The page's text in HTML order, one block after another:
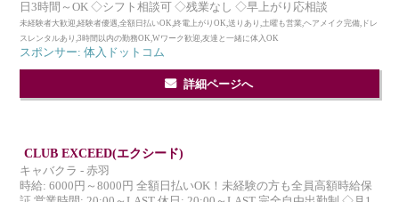
日3時間～OK ◇シフト相談可 ◇残業なし ◇早上がり応相談
未経験者大歓迎,経験者優遇,全額日払いOK,終電上がりOK,送りあり,土曜も営業,ヘアメイク完備,ドレ
スレンタルあり,3時間以内の勤務OK,Wワーク歓迎,友達と一緒に体入OK
スポンサー: 体入ドットコム
詳細ページへ
CLUB EXCEED(エクシード)
キャバクラ - 赤羽
時給: 6000円～8000円 全額日払いOK！未経験の方も全員高額時給保